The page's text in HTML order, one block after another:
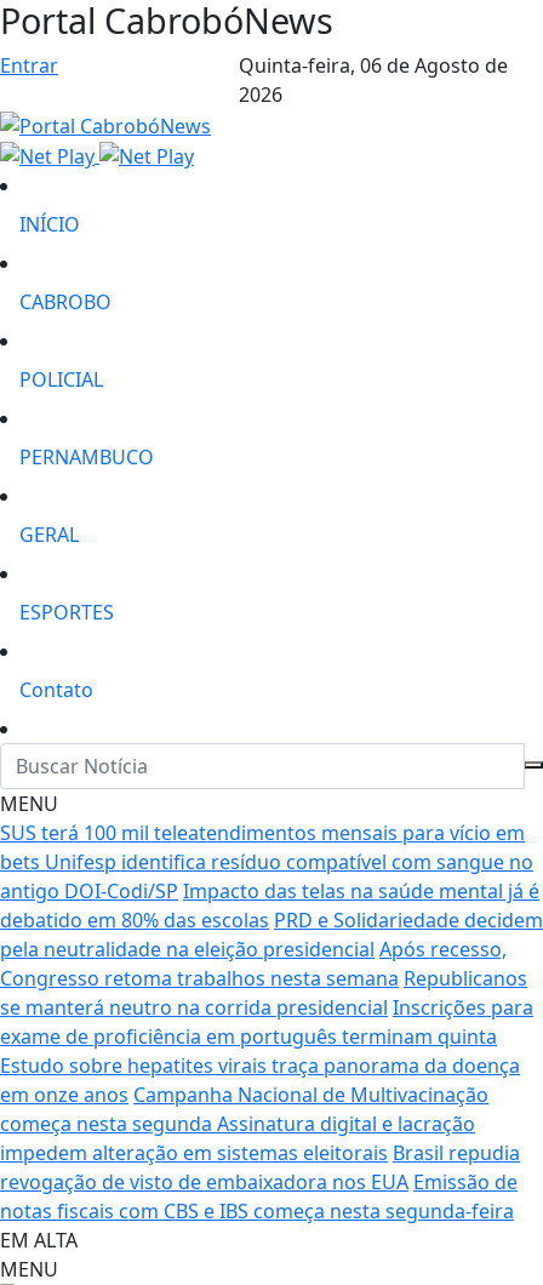
Portal CabrobóNews
Entrar Quinta-feira, 06 de Agosto de
2026
INÍCIO
CABROBO
POLICIAL
PERNAMBUCO
GERAL
ESPORTES
Contato
MENU
SUS terá 100 mil teleatendimentos mensais para vício em
bets Unifesp identifica resíduo compatível com sangue no
antigo DOI-Codi/SP Impacto das telas na saúde mental já é
debatido em 80% das escolas PRD e Solidariedade decidem
pela neutralidade na eleição presidencial Após recesso,
Congresso retoma trabalhos nesta semana Republicanos
se manterá neutro na corrida presidencial Inscrições para
exame de proficiência em português terminam quinta
Estudo sobre hepatites virais traça panorama da doença
em onze anos Campanha Nacional de Multivacinação
começa nesta segunda Assinatura digital e lacração
impedem alteração em sistemas eleitorais Brasil repudia
revogação de visto de embaixadora nos EUA Emissão de
notas fiscais com CBS e IBS começa nesta segunda-feira
EM ALTA
MENU